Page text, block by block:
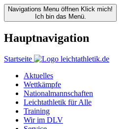
Navigations Menu öffnen Klick mich!
Ich bin das Menü.
Hauptnavigation
Startseite
Aktuelles
Wettkämpfe
Nationalmannschaften
Leichtathletik für Alle
Training
Wir im DLV